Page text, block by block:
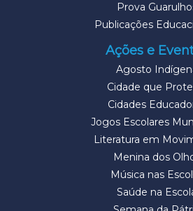
Prova
Publicações
Ações e
Agosto
Cidade que
Cidades
Jogos Escolares
Literatura em
Menina dos
Música nas
Saúde na